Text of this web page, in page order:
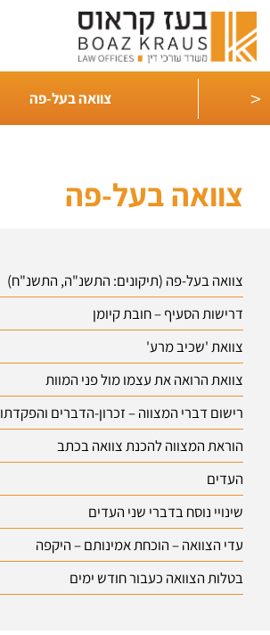
< צוואה בעל-פה
צוואה בעל-פה
צוואה בעל-פה (תיקונים: התשנ"ה, התשנ"ח)
דרישות הסעיף – חובת קיומן
צוואת 'שכיב מרע'
צוואת הרואה את עצמו מול פני המוות
רישום דברי המצווה – זכרון-הדברים והפקדתו
הוראת המצווה להכנת צוואה בכתב
העדים
שינויי נוסח בדברי שני העדים
עדי הצוואה – הוכחת אמינותם – היקפה
בטלות הצוואה כעבור חודש ימים